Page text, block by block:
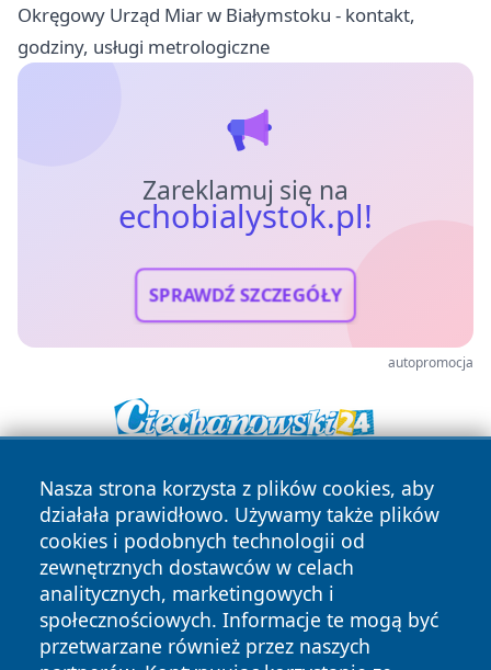
Okręgowy Urząd Miar w Białymstoku - kontakt,
godziny, usługi metrologiczne
Zareklamuj się na
echobialystok.pl!
SPRAWDŹ SZCZEGÓŁY
autopromocja
Nasza strona korzysta z plików cookies, aby
działała prawidłowo. Używamy także plików
cookies i podobnych technologii od
zewnętrznych dostawców w celach
analitycznych, marketingowych i
społecznościowych. Informacje te mogą być
przetwarzane również przez naszych
Copyright © 2026 echobialystok.pl Wszystkie prawa
zastrzeżone.